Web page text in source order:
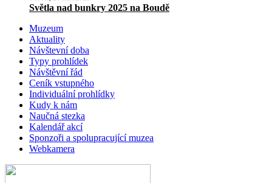
Světla nad bunkry 2025 na Boudě
Muzeum
Aktuality
Návštevní doba
Typy prohlídek
Návštěvní řád
Ceník vstupného
Individuální prohlídky
Kudy k nám
Naučná stezka
Kalendář akcí
Sponzoři a spolupracující muzea
Webkamera